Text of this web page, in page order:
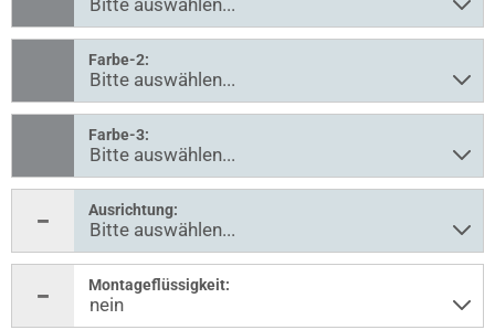
Farbe-2:
Farbe-3:
Ausrichtung:
Montageflüssigkeit: